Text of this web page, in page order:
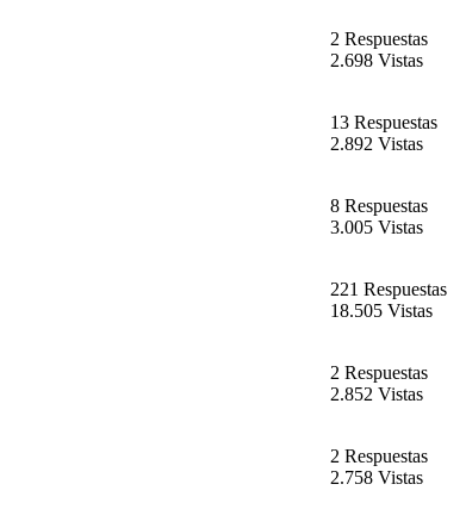
2 Respuestas
2.698 Vistas
13 Respuestas
2.892 Vistas
8 Respuestas
3.005 Vistas
221 Respuestas
18.505 Vistas
2 Respuestas
2.852 Vistas
2 Respuestas
2.758 Vistas